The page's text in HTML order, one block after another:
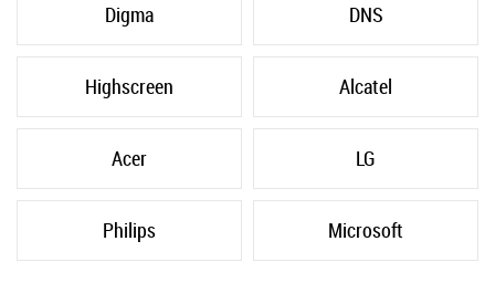
Digma DNS
Highscreen Alcatel
Acer LG
Philips Microsoft